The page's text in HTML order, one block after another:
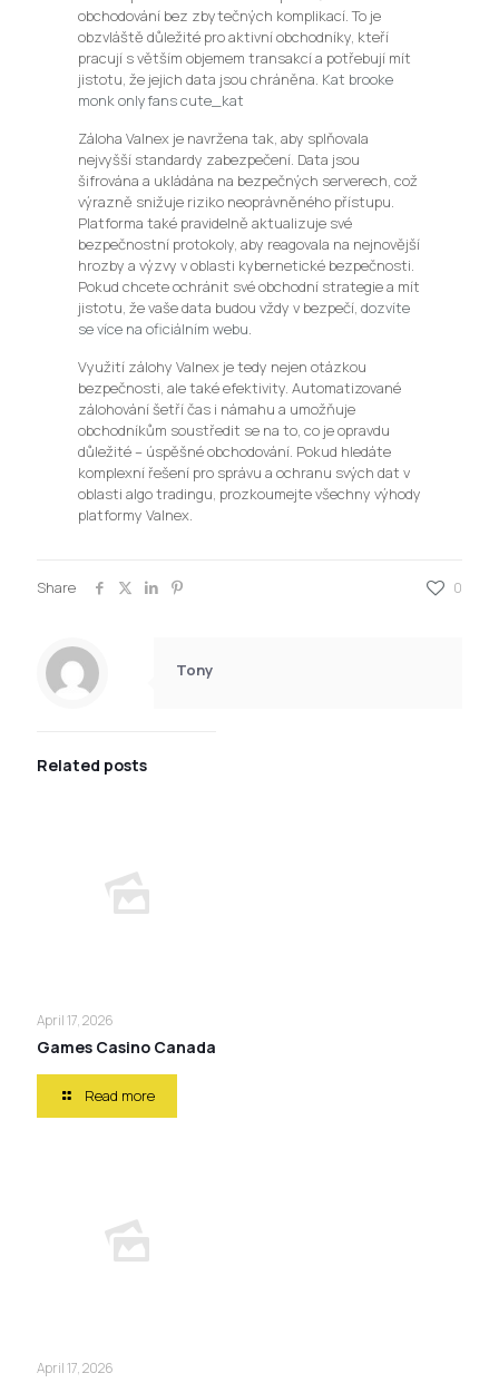
obchodování bez zbytečných komplikací. To je
obzvláště důležité pro aktivní obchodníky, kteří
pracují s větším objemem transakcí a potřebují mít
jistotu, že jejich data jsou chráněna. Kat brooke
monk onlyfans cute_kat
Záloha Valnex je navržena tak, aby splňovala
nejvyšší standardy zabezpečení. Data jsou
šifrována a ukládána na bezpečných serverech, což
výrazně snižuje riziko neoprávněného přístupu.
Platforma také pravidelně aktualizuje své
bezpečnostní protokoly, aby reagovala na nejnovější
hrozby a výzvy v oblasti kybernetické bezpečnosti.
Pokud chcete ochránit své obchodní strategie a mít
jistotu, že vaše data budou vždy v bezpečí, dozvíte
se více na oficiálním webu.
Využití zálohy Valnex je tedy nejen otázkou
bezpečnosti, ale také efektivity. Automatizované
zálohování šetří čas i námahu a umožňuje
obchodníkům soustředit se na to, co je opravdu
důležité – úspěšné obchodování. Pokud hledáte
komplexní řešení pro správu a ochranu svých dat v
oblasti algo tradingu, prozkoumejte všechny výhody
platformy Valnex.
Share 0
Tony
Related posts
April 17, 2026
Games Casino Canada
Read more
April 17, 2026